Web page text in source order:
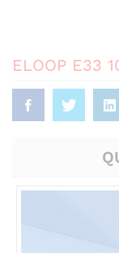
ELOOP E33